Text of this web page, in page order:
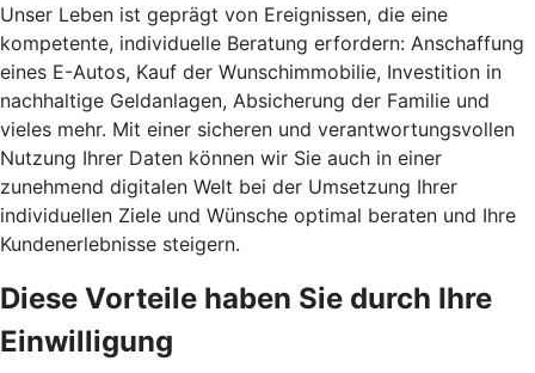
Unser Leben ist geprägt von Ereignissen, die eine
kompetente, individuelle Beratung erfordern: Anschaffung
eines E-Autos, Kauf der Wunschimmobilie, Investition in
nachhaltige Geldanlagen, Absicherung der Familie und
vieles mehr. Mit einer sicheren und verantwortungsvollen
Nutzung Ihrer Daten können wir Sie auch in einer
zunehmend digitalen Welt bei der Umsetzung Ihrer
individuellen Ziele und Wünsche optimal beraten und Ihre
Kundenerlebnisse steigern.
Diese Vorteile haben Sie durch Ihre
Einwilligung